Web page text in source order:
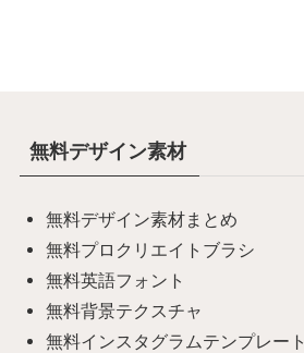
無料デザイン素材
無料デザイン素材まとめ
無料プロクリエイトブラシ
無料英語フォント
無料背景テクスチャ
無料インスタグラムテンプレート